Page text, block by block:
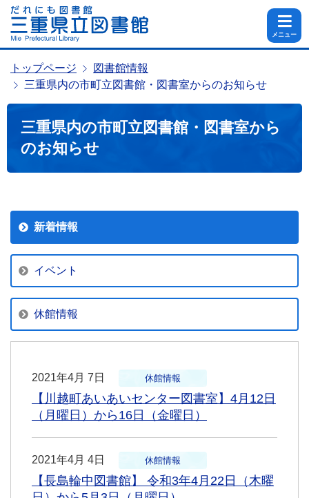
メニュー
トップページ
図書館情報
三重県内の市町立図書館・図書室からのお知らせ
三重県内の市町立図書館・図書室から
のお知らせ
新着情報
イベント
休館情報
2021年4月 7日 休館情報
【川越町あいあいセンター図書室】4月12日
（月曜日）から16日（金曜日）
2021年4月 4日 休館情報
【長島輪中図書館】 令和3年4月22日（木曜